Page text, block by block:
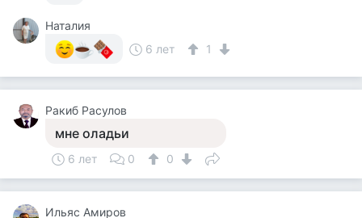
Наталия
6 лет
1
Ракиб Расулов
мне оладьи
6 лет 0 0
Ильяс Амиров